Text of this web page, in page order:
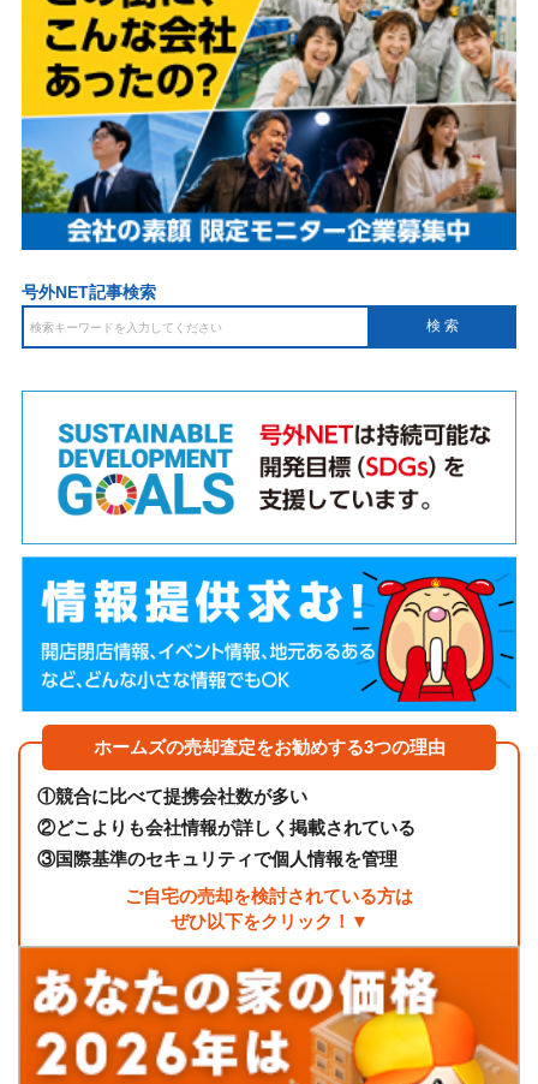
号外NET記事検索
ホームズの売却査定をお勧めする3つの理由
①競合に比べて提携会社数が多い
②どこよりも会社情報が詳しく掲載されている
③国際基準のセキュリティで個人情報を管理
ご自宅の売却を検討されている方は
ぜひ以下をクリック！▼